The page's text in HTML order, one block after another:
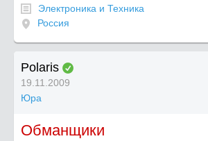
Электроника и Техника
Россия
Polaris
19.11.2009
Юра
Обманщики